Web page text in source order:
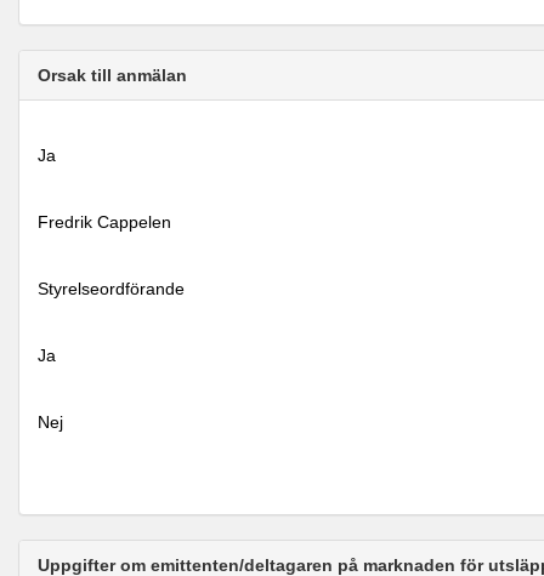
Orsak till anmälan
Ja
Fredrik Cappelen
Styrelseordförande
Ja
Nej
Uppgifter om emittenten/deltagaren på marknaden för